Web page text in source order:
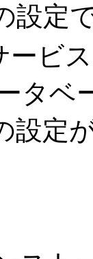
設定
ービ
タベ
設定